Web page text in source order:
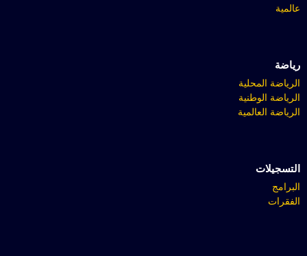
عالمية
رياضة
الرياضة المحلية
الرياضة الوطنية
الرياضة العالمية
التسجيلات
البرامج
الفقرات